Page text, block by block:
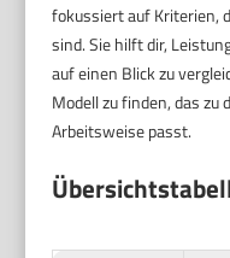
fokussiert auf Kriterien,
sind. Sie hilft dir,
auf einen Blick zu
Modell zu finden, das zu
Arbeitsweise passt.